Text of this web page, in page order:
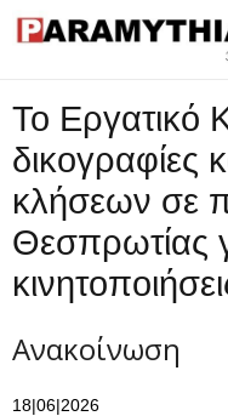
Το Εργατικό
δικογραφίες
κλήσεων σε
Θεσπρωτίας
Ανακοίνωση
18|06|2026